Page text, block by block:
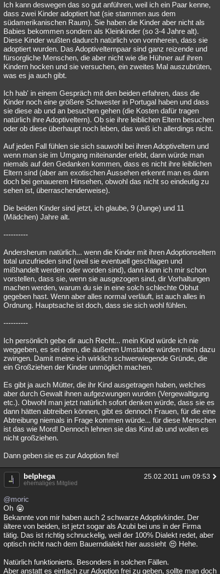
Ich kann deswegen das so gut anführen, weil ich ein Paar kenne,
dass zwei Kinder adoptiert hat (sie stammen aus dem
südamerikanischen Raum). Sie haben die Kinder aber nicht als
Babies bekommen sondern als Kleinkinder (so 3-4 Jahre alt).
Diese Kinder wußten dadurch natürlich von vornherein, dass sie
adoptiert wurden. Das Adoptivelternpaar sind ganz reizende und
fürsorgliche Menschen, die aber nicht wie die Hühner auf ihren
Kindern hocken und sie versuchen, ein zweites Mal auszubrüten,
was es ja auch gibt.
Ich hab' in einem Gespräch mit den beiden erfahren, dass die
Kinder noch eine größere Schwester in Portugal haben und dass
sie diese ab und an besuchen gehen (die Kosten dafür tragen
natürlich ihre Adoptiveltern). Ob sie ihre leiblichen Eltern besuchen
oder ob diese überhaupt noch leben, das weiß ich allerdings nicht.
Auf jeden Fall fühlen sie sich sauwohl bei ihren Adoptiveltern und
wenn man sie im Umgang miteinander erlebt, dann würde man
niemals auf den Gedanken kommen, dass es nicht ihre leiblichen
Eltern sind (aber am exotischen Aussehen erkennt man es dann
doch bei genauerem Hinsehen, obwohl das nicht so eindeutig zu
sehen ist, überraschenderweise).
Die beiden Kinder sind jetzt, ich glaube, 9 (Junge) und 11
(Mädchen) Jahre alt.
----------
Andersherum natürlich... wenn die Kinder mit ihren Adoptionseltern
total unzufrieden sind (weil sie eventuell geschlagen und
mißhandelt werden oder worden sind), dann kann ich mir schon
vorstellen, dass sie, wenn sie ausgezogen sind, dir Vorhaltungen
machen werden, warum du sie in eine solch schlechte Obhut
gegeben hast. Wenn aber alles normal verläuft, ist auch alles in
Ordnung. Hauptsache ist doch, dass sie sich wohl fühlen.
----------
Ich persönlich gebe dir auch Recht... mein Kind würde ich nie
weggeben, es sei denn, die äußeren Umstände würden mich dazu
zwingen. Damit meine ich wirklich schwerwiegende Gründe, die
ein Großziehen der Kinder unmöglich machen.
Es gibt ja auch Mütter, die ihr Kind ausgetragen haben, welches
aber durch Gewalt ihnen aufgezwungen wurden (Vergewaltigung
etc.). Obwohl man jetzt natürlich sofort denken würde, dass sie es
dann hätten abtreiben können, gibt es dennoch Frauen, für die eine
Abtreibung niemals in Frage kommen würde... für diese Menschen
ist das wie Mord! Dennoch lehnen sie das Kind ab und wollen es
nicht großziehen.
Dann geben sie es zur Adoption frei!
belphega 25.02.2011 um 09:53
ehemaliges Mitglied
@moric
Oh
Bekannte von mir haben auch 2 schwarze Adoptivkinder. Der
ältere von beiden, ist jetzt sogar als Azubi bei uns in der Firma
tätig. Das ist richtig schnuckelig, weil der 100% Dialekt redet, aber
optisch nicht nach dem Bauerndialekt hier aussieht
Hehe.
Natürlich funktionierts. Besonders in solchen Fällen.
Aber anstatt es einfach zur Adoption frei zu geben, sollte man doch